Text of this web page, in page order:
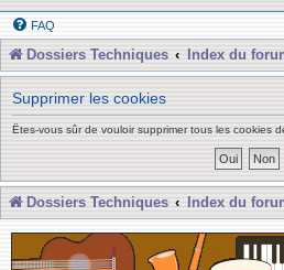
FAQ
Dossiers Techniques Index du
Supprimer les cookies
Êtes-vous sûr de vouloir supprimer tous les cookies
Dossiers Techniques Index du